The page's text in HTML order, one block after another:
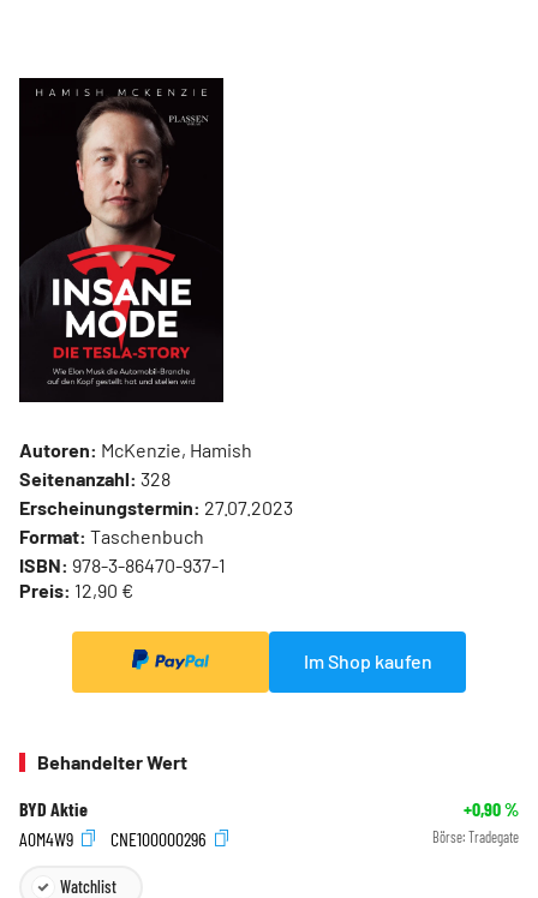
Autoren: McKenzie, Hamish
Seitenanzahl: 328
Erscheinungstermin: 27.07.2023
Format: Taschenbuch
ISBN: 978-3-86470-937-1
Preis: 12,90 €
Im Shop kaufen
Behandelter Wert
BYD Aktie +0,90%
A0M4W9
CNE100000296 Börse: Tradegate
Watchlist